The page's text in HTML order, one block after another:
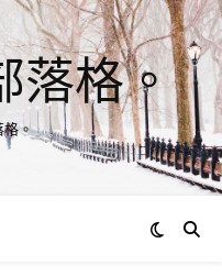
落格。
格。